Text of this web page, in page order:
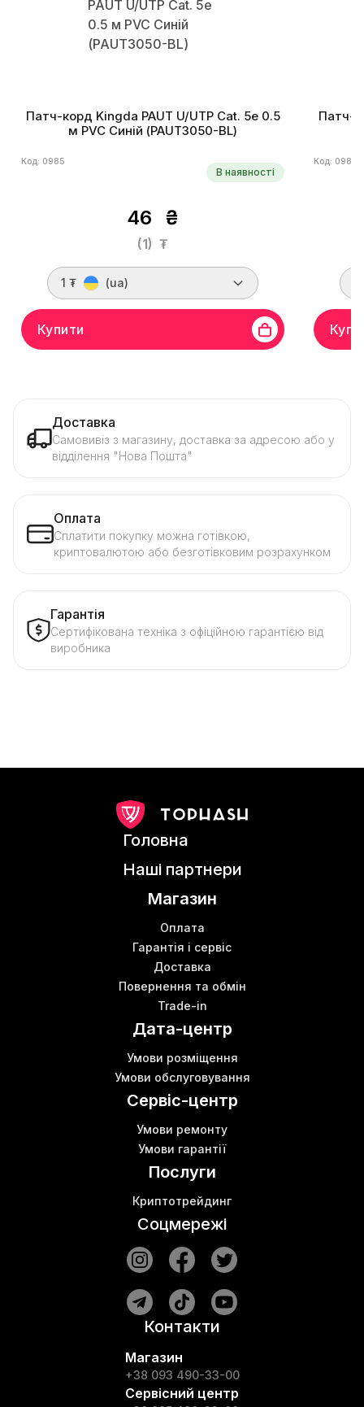
Патч-корд Kingda PAUT U/UTP Cat. 5e 0.5
м PVC Синій (PAUT3050-BL)
Код: 0985
В наявності
46 ₴
(1) ₮
1 ₮ (ua)
Купити
Патч-
Код: 0989
Доставка
Самовивіз з магазину, доставка за адресою або у
відділення "Нова Пошта"
Оплата
Сплатити покупку можна готівкою,
криптовалютою або безготівковим розрахунком
Гарантія
Сертифікована техніка з офіційною гарантією від
виробника
Головна
Наші партнери
Магазин
Оплата
Гарантія і сервіс
Доставка
Повернення та обмін
Trade-in
Дата-центр
Умови розміщення
Умови обслуговування
Сервіс-центр
Умови ремонту
Умови гарантії
Послуги
Криптотрейдинг
Соцмережі
Контакти
Магазин
+38 093 490-33-00
Сервісний центр